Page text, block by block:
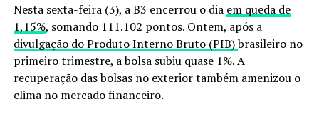
Nesta sexta-feira (3), a B3 encerrou o dia em queda de
1,15%, somando 111.102 pontos. Ontem, após a
divulgação do Produto Interno Bruto (PIB)brasileiro no
primeiro trimestre, a bolsa subiu quase 1%. A
recuperação das bolsas no exterior também amenizou o
clima no mercado financeiro.